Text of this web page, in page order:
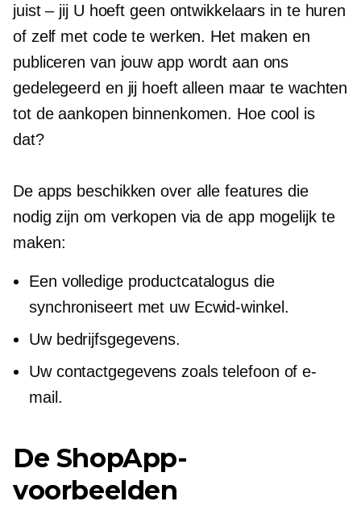
juist – jijU hoeft geen ontwikkelaars in te huren
of zelf met code te werken. Het maken en
publiceren van jouw app wordt aan ons
gedelegeerd en jij hoeft alleen maar te wachten
tot de aankopen binnenkomen. Hoe cool is
dat?
De apps beschikken over alle features die
nodig zijn om verkopen via de app mogelijk te
maken:
Een volledige productcatalogus die
synchroniseert met uw Ecwid-winkel.
Uw bedrijfsgegevens.
Uw contactgegevens zoals telefoon of e-
mail.
De ShopApp-
voorbeelden